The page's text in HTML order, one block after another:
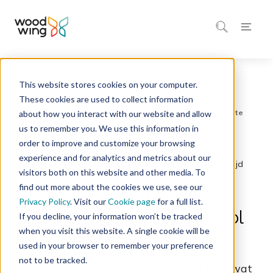
This website stores cookies on your computer.
These cookies are used to collect information
about how you interact with our website and allow
us to remember you. We use this information in
order to improve and customize your browsing
experience and for analytics and metrics about our
visitors both on this website and other media. To
find out more about the cookies we use, see our
Privacy Policy. Visit ourCookie pagefor a full list.
If you decline, your information won’t be tracked
when you visit this website. A single cookie will be
used in your browser to remember your preference
not to be tracked.
Draagvlak creëren Kennismanagement 1 minuut leestijd
Organisatieverandering: 4
voorwaarden om succesvol
te veranderen
Iedere organisatieverandering heeft flink wat